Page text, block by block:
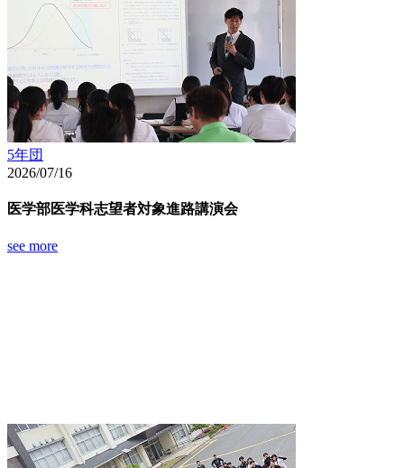
5年団
2026/07/16
医学部医学科志望者対象進路講演会
see more